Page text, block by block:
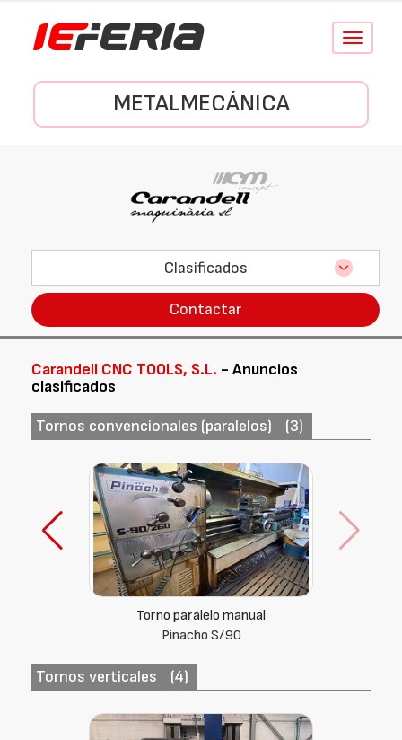
Conmutar
METALMECÁNICA
Clasificados
Contactar
Carandell CNC TOOLS, S.L. - Anuncios
clasificados
Tornos convencionales (paralelos) (3)
Torno paralelo manual
Gurutzpe (España) SUPER BT
Tornos verticales (4)